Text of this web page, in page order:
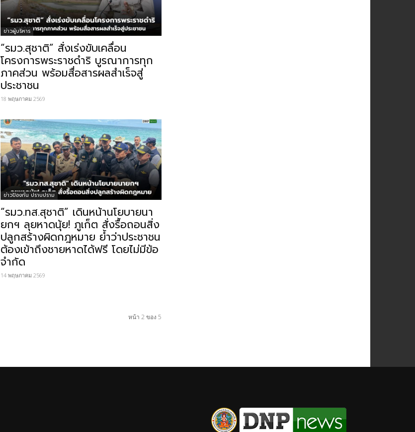
ข่าวผู้บริหาร
“รมว.สุชาติ” สั่งเร่งขับเคลื่อน
โครงการพระราชดำริ บูรณาการทุก
ภาคส่วน พร้อมสื่อสารผลสำเร็จสู่
ประชาชน
18 พฤษภาคม 2569
ข่าวป้องกัน ปราบปราม
“รมว.ทส.สุชาติ” เดินหน้านโยบายนา
ยกฯ ลุยหาดนุ้ย! ภูเก็ต สั่งรื้อถอนสิ่ง
ปลูกสร้างผิดกฎหมาย ย้ำว่าประชาชน
ต้องเข้าถึงชายหาดได้ฟรี โดยไม่มีข้อ
จำกัด
14 พฤษภาคม 2569
หน้า 2 ของ 5